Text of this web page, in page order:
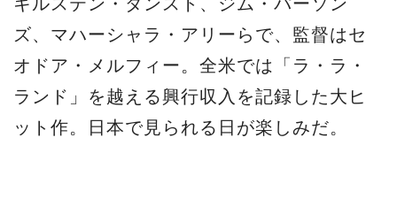
Movie News
「ドリーム私たちのアポロ計画」